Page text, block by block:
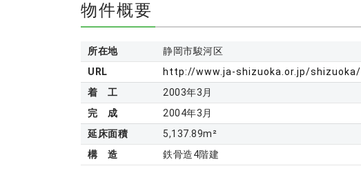
物件概要
所在地
静岡市駿河区
URL
http://www.ja-shizuoka.or.jp/shizuoka/
着 工
2003年3月
完 成
2004年3月
延床面積
5,137.89m²
構 造
鉄骨造4階建